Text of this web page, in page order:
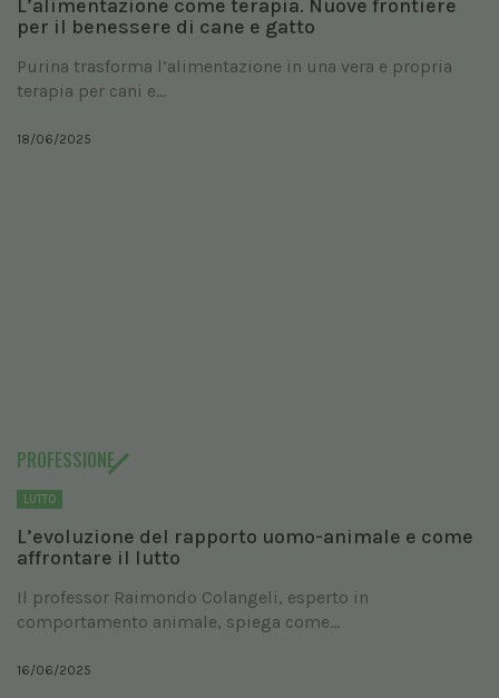
L’alimentazione come terapia. Nuove frontiere
per il benessere di cane e gatto
Purina trasforma l’alimentazione in una vera e propria
terapia per cani e...
18/06/2025
PROFESSIONE
LUTTO
L’evoluzione del rapporto uomo-animale e come
affrontare il lutto
Il professor Raimondo Colangeli, esperto in
comportamento animale, spiega come...
16/06/2025